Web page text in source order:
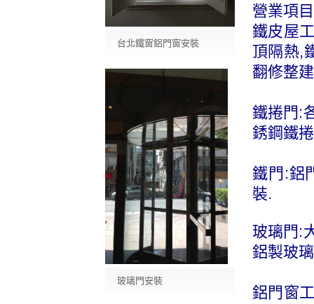
台北鐵窗鋁門窗安裝
玻璃門安裝
營業項
鐵皮屋
頂隔熱,
翻修整
鐵捲門:
銹鋼鐵
鐵門:鋁
裝.
玻璃門:
鋁製玻
鋁門窗